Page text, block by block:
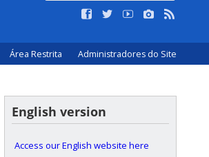
Área Restrita Administradores do Site
English version
Access our English website here